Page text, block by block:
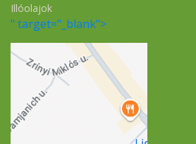
Illóolajok
" target="_blank">